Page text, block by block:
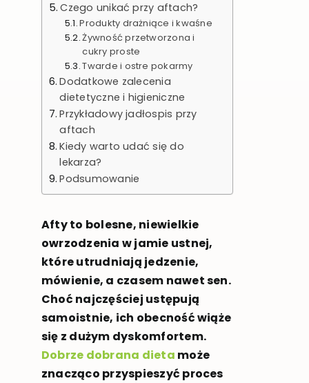
Czego unikać przy aftach?
Produkty drażniące i kwaśne
Żywność przetworzona i
cukry proste
Twarde i ostre pokarmy
Dodatkowe zalecenia
dietetyczne i higieniczne
Przykładowy jadłospis przy
aftach
Kiedy warto udać się do
lekarza?
Podsumowanie
Afty to bolesne, niewielkie
owrzodzenia w jamie ustnej,
które utrudniają jedzenie,
mówienie, a czasem nawet sen.
Choć najczęściej ustępują
samoistnie, ich obecność wiąże
się z dużym dyskomfortem.
Dobrze dobrana dieta może
znacząco przyspieszyć proces